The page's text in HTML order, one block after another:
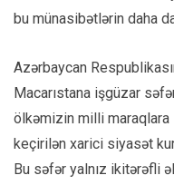
bu münasibətlərin daha
Azərbaycan
Macarıstana işgüzar
ölkəmizin milli maraqlara
keçirilən xarici siyasət
Bu səfər yalnız ikitərəfli